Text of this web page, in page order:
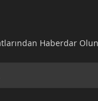
Haberdar